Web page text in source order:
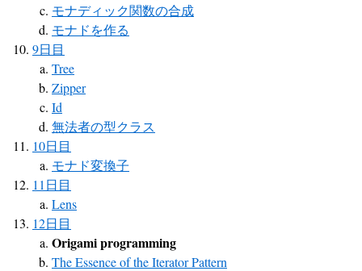
モナディック関数の合成
モナドを作る
9日目
Tree
Zipper
Id
無法者の型クラス
10日目
モナド変換子
11日目
Lens
12日目
Origami programming
The Essence of the Iterator Pattern